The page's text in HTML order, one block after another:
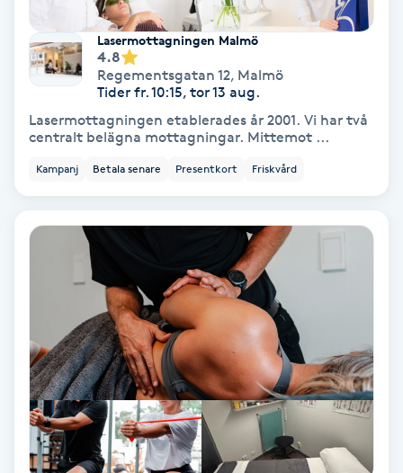
Rosenmetoden
Samtalsterapi
Senioryoga
Singelfransar
Sjukgymnastik
Skalpmassage
Lasermottagningen Malmö
4.8
Regementsgatan 12, Malmö
Tider fr. 10:15, tor 13 aug.
Lasermottagningen etablerades år 2001. Vi har två
centralt belägna mottagningar. Mittemot ...
Kampanj Betala senare Presentkort Friskvård